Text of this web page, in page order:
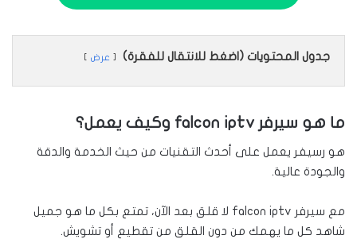
جدول المحتويات (اضغط للانتقال للفقرة) عرض
ما هو سيرفر falcon iptv وكيف يعمل؟
هو رسيفر يعمل على أحدث التقنيات من حيث الخدمة والدقة
والجودة عالية.
مع سيرفر falcon iptv لا قلق بعد الآن، تمتع بكل ما هو جميل
شاهد كل ما يهمك من دون القلق من تقطيع أو تشويش.